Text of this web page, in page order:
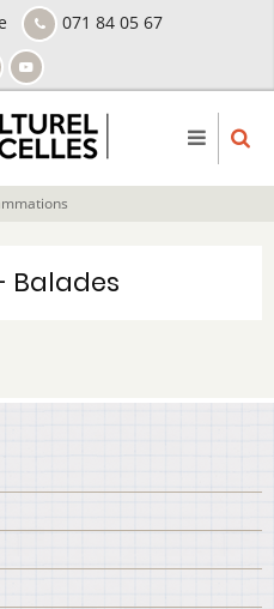
071 84 05 67
Balades